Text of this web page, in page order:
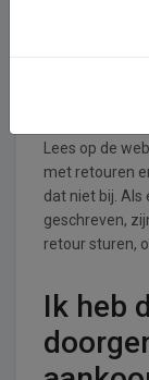
en
Lees op de
met retouren
dat niet bij. Als
geschreven,
retour sturen,
Ik heb